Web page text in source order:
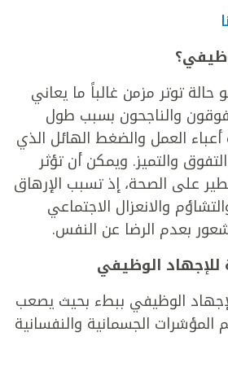
توتر مزمن غالباً ما يعاني
والناجحون بسبب طول
العمل والضغط الهائل الذي
والتميز. ويمكن أن تؤثر
على الصحة، إذ تسبب الإرهاق
والانعزال الاجتماعي
بعدم الرضا عن النفس.
الوظيفي ببطء بحيث يصعب
الجسمانية والنفسانية